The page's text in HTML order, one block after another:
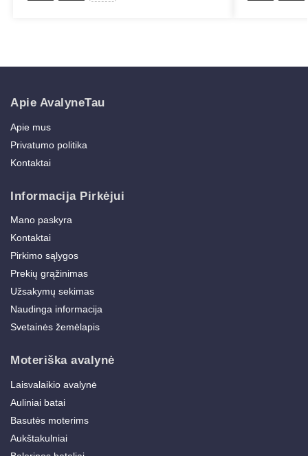
Apie AvalyneTau
Apie mus
Privatumo politika
Kontaktai
Informacija Pirkėjui
Mano paskyra
Kontaktai
Pirkimo sąlygos
Prekių grąžinimas
Užsakymų sekimas
Naudinga informacija
Svetainės žemėlapis
Moteriška avalynė
Laisvalaikio avalynė
Auliniai batai
Basutės moterims
Aukštakulniai